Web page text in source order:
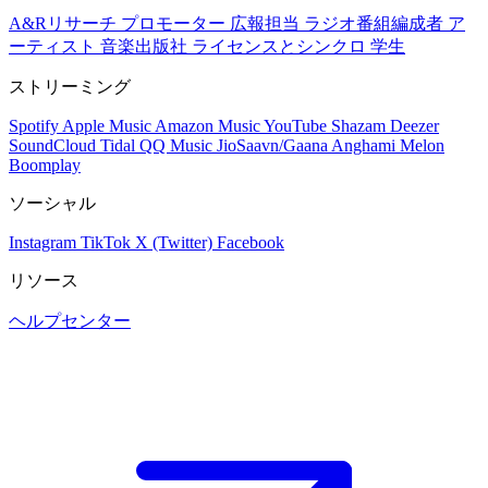
A&Rリサーチ プロモーター 広報担当 ラジオ番組編成者 ア
ーティスト 音楽出版社 ライセンスとシンクロ 学生
ストリーミング
Spotify Apple Music Amazon MusicYouTube Shazam Deezer
SoundCloud Tidal QQ Music JioSaavn/Gaana Anghami Melon
Boomplay
ソーシャル
Instagram TikTok X (Twitter) Facebook
リソース
ヘルプセンター